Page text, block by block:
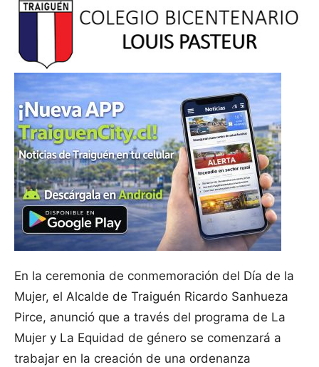
En la ceremonia de conmemoración del Día de la
Mujer, el Alcalde de Traiguén Ricardo Sanhueza
Pirce, anunció que a través del programa de La
Mujer y La Equidad de género se comenzará a
trabajar en la creación de una ordenanza